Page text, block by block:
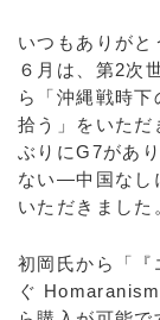
いつもありがと
６月は、第2次
ら「沖縄戦時
拾う」をいただ
ぶりにG7があ
ない―中国なし
いただきまし
初岡氏から「
ぐ